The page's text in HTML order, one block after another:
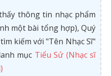
thông tin nhạc phẩm
một bài tổng hợp), Quý
kiếm với "Tên Nhạc Sĩ"
mục Tiểu Sử (Nhạc sĩ